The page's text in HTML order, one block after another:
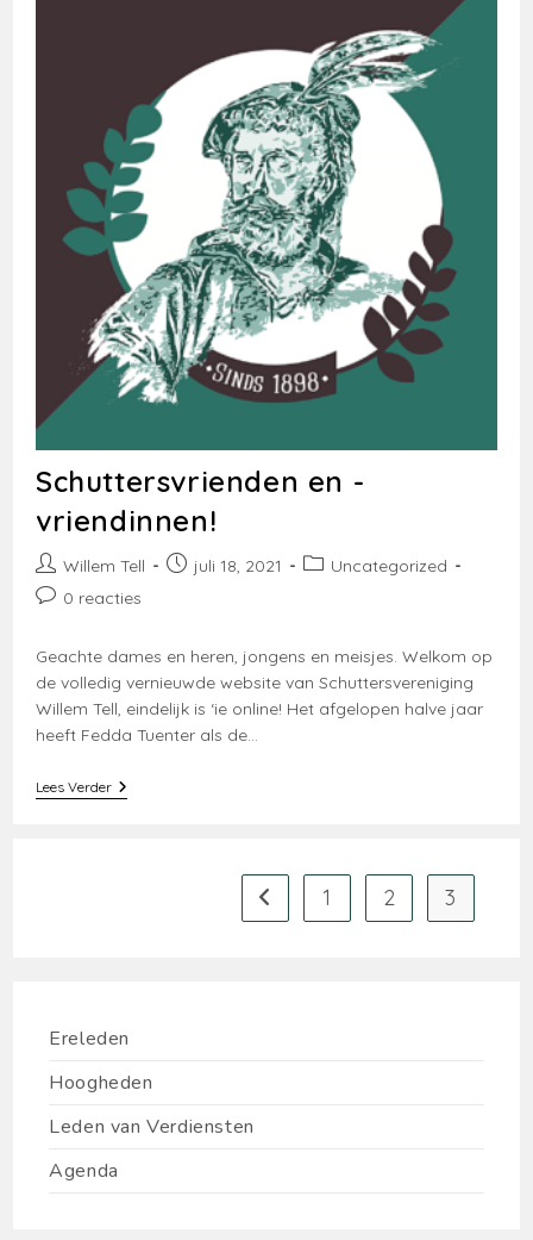
Schuttersvrienden en -
vriendinnen!
Bericht
auteur:
Willem Tell
Berichtjuli 18, 2021 Berichtcategorie:
Uncategorized
Bericht0 reacties
Geachte dames en heren, jongens en meisjes. Welkom op
de volledig vernieuwde website van Schuttersvereniging
Willem Tell, eindelijk is ‘ie online! Het afgelopen halve jaar
heeft Fedda Tuenter als de…
Lees VerderSchuttersvrienden
En
Naar vorige pagina
1 2 3
Ereleden
Hoogheden
Leden van Verdiensten
Agenda